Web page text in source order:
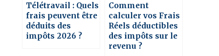
Télétravail : Quels
frais peuvent être
déduits des
impôts 2026 ?
Comment
calculer vos Frais
Réels déductibles
des impôts sur le
revenu ?